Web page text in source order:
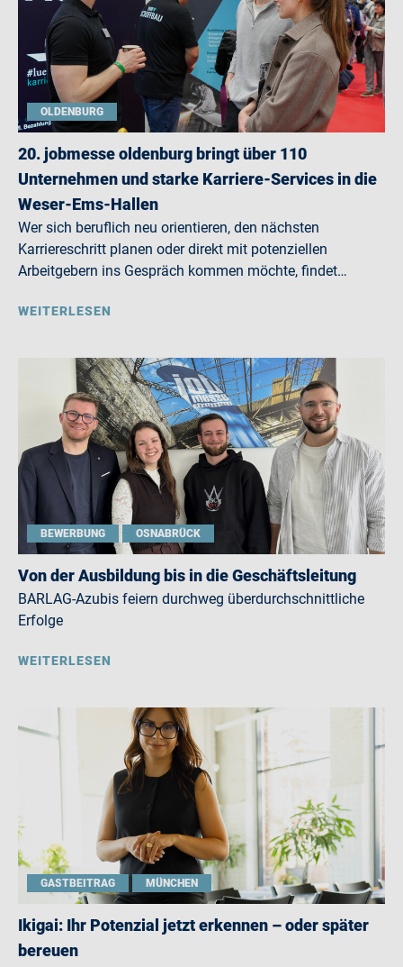
OLDENBURG
20. jobmesse oldenburg bringt über 110
Unternehmen und starke Karriere-Services in die
Weser-Ems-Hallen
Wer sich beruflich neu orientieren, den nächsten
Karriereschritt planen oder direkt mit potenziellen
Arbeitgebern ins Gespräch kommen möchte, findet…
WEITERLESEN
BEWERBUNG OSNABRÜCK
Von der Ausbildung bis in die Geschäftsleitung
BARLAG-Azubis feiern durchweg überdurchschnittliche
Erfolge
WEITERLESEN
GASTBEITRAG MÜNCHEN
Ikigai: Ihr Potenzial jetzt erkennen – oder später
bereuen